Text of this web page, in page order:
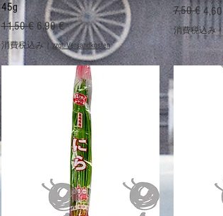
45g
通常価格
11,50 € セール価格
6,90 €
消費税込み | zzgl. Versandkosten
通常価格
7,50 €
セール価
消費税込み|